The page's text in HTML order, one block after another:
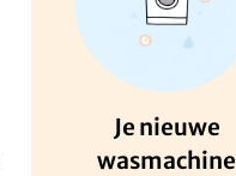
Je nieuwe
wasmachine